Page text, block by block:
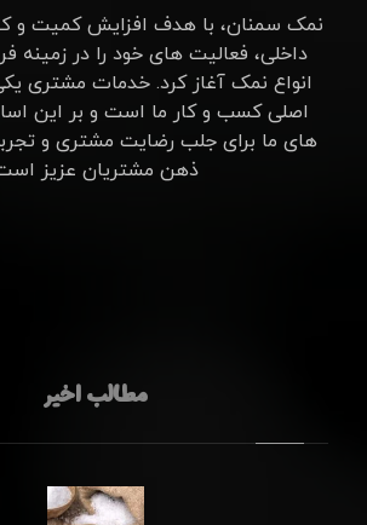
نمک سمنان، با هدف افزایش کمیت و
داخلی، فعالیت های خود را در زمینه
انواع نمک آغاز کرد. خدمات مشتری
اصلی کسب و کار ما است و بر این
های ما برای جلب رضایت مشتری و
ذهن مشتریان عزیز
مطالب اخیر